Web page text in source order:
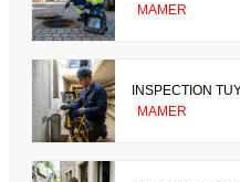
MAMER
INSPECTION
MAMER